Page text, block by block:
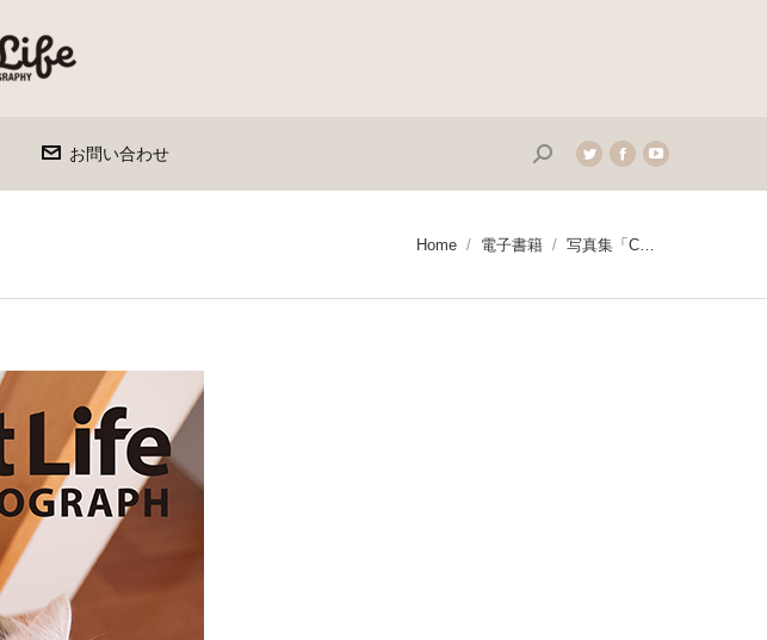
お問い合わせ Search:Twitter
page
in
window
Facebook
page
in
window
YouTube
page
window
You are here:
Home 電子書籍 写真集「C…